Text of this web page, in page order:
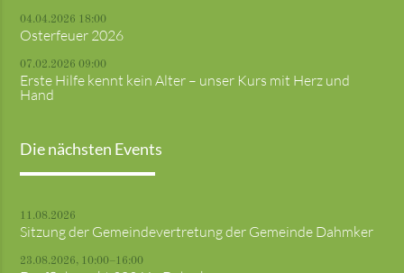
04.04.2026 18:00
Osterfeuer 2026
07.02.2026 09:00
Erste Hilfe kennt kein Alter – unser Kurs mit Herz und
Hand
Die nächsten Events
11.08.2026
Sitzung der Gemeindevertretung der Gemeinde Dahmker
23.08.2026, 10:00–16:00